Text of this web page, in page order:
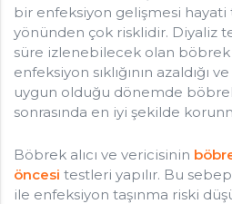
bir enfeksiyon gelişmesi
yönünden çok risklidir. Diyaliz
süre izlenebilecek olan böbrek
enfeksiyon sıklığının azaldığı
uygun olduğu dönemde
sonrasında en iyi şekilde
Böbrek alıcı ve vericisinin
öncesi testleri yapılır. Bu
ile enfeksiyon taşınma riski